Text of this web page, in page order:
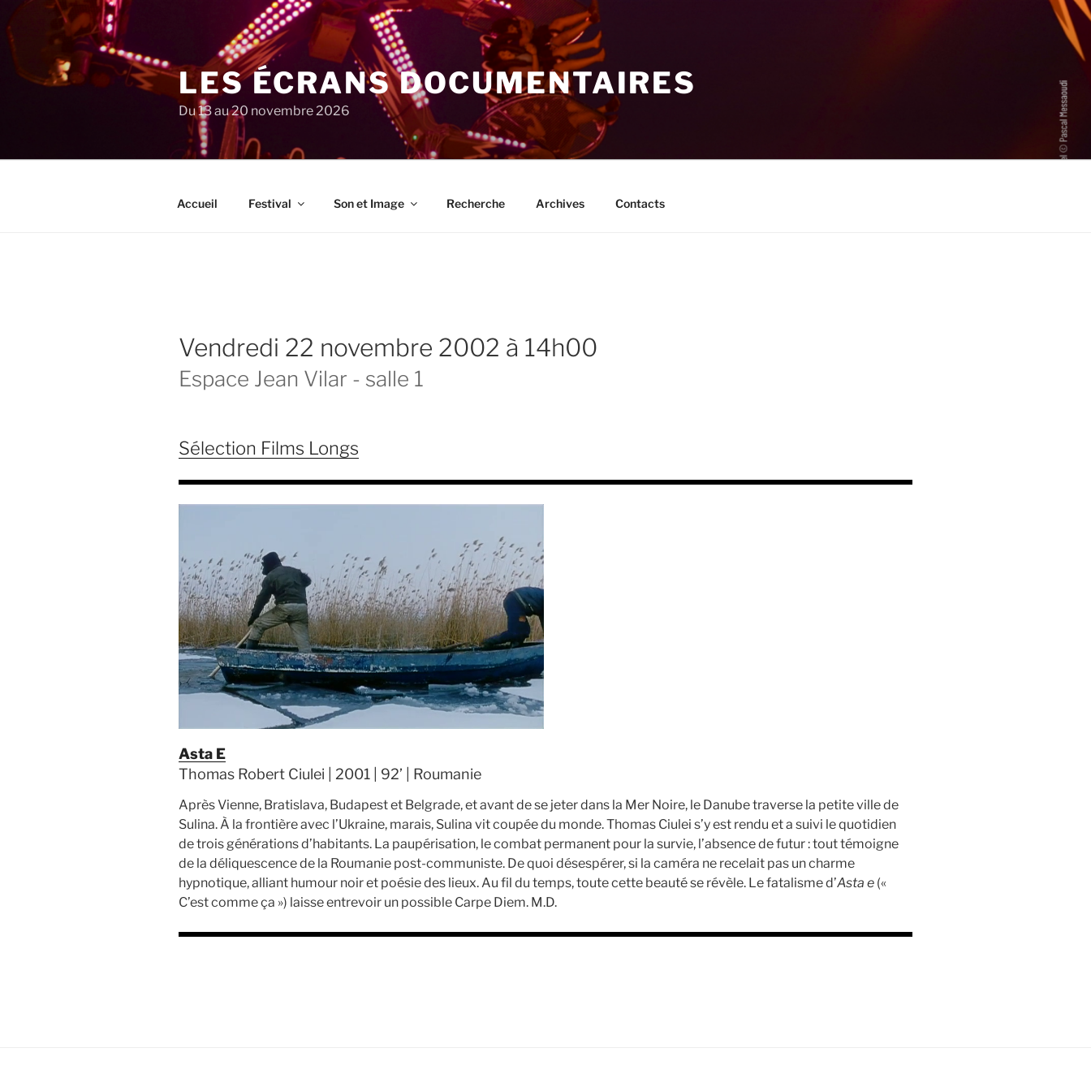
au
contenu
principal
LES ÉCRANS DOCUMENTAIRES
Du 13 au 20 novembre 2026
Accueil Festival Son et Image Recherche Archives Contacts
vendredi 22 novembre 2002 à 14h00
Espace Jean Vilar - salle 1
Sélection Films Longs
Asta E
Thomas Robert Ciulei | 2001 | 92’ | Roumanie
Après Vienne, Bratislava, Budapest et Belgrade, et avant de se jeter dans la Mer Noire, le Danube traverse la petite ville de
Sulina. À la frontière avec l’Ukraine, marais, Sulina vit coupée du monde. Thomas Ciulei s’y est rendu et a suivi le quotidien
de trois générations d’habitants. La paupérisation, le combat permanent pour la survie, l’absence de futur : tout témoigne
de la déliquescence de la Roumanie post-communiste. De quoi désespérer, si la caméra ne recelait pas un charme
hypnotique, alliant humour noir et poésie des lieux. Au fil du temps, toute cette beauté se révèle. Le fatalisme d’Asta e («
C’est comme ça ») laisse entrevoir un possible Carpe Diem. M.D.